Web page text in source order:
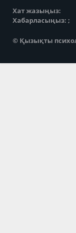
Хат жазыңыз:
Хабарласыңыз: ;
© Қызықты